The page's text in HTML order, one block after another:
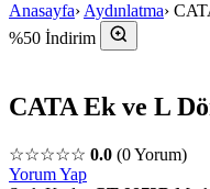
Anasayfa› Aydınlatma›
%50 İndirim
CATA Ek ve L
☆☆☆☆☆ 0.0 (0 Yorum)
Yorum Yap